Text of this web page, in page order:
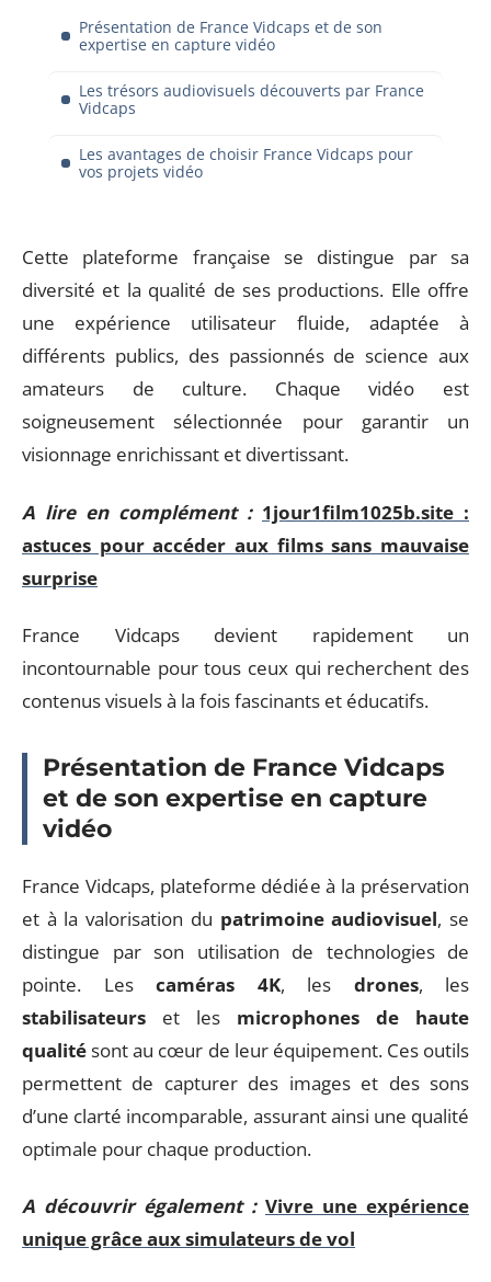
Présentation de France Vidcaps et de son
expertise en capture vidéo
Les trésors audiovisuels découverts par France
Vidcaps
Les avantages de choisir France Vidcaps pour
vos projets vidéo
Cette plateforme française se distingue par sa
diversité et la qualité de ses productions. Elle offre
une expérience utilisateur fluide, adaptée à
différents publics, des passionnés de science aux
amateurs de culture. Chaque vidéo est
soigneusement sélectionnée pour garantir un
visionnage enrichissant et divertissant.
A lire en complément : 1jour1film1025b.site :
astuces pour accéder aux films sans mauvaise
surprise
France Vidcaps devient rapidement un
incontournable pour tous ceux qui recherchent des
contenus visuels à la fois fascinants et éducatifs.
Présentation de France Vidcaps
et de son expertise en capture
vidéo
France Vidcaps, plateforme dédiée à la préservation
et à la valorisation du patrimoine audiovisuel, se
distingue par son utilisation de technologies de
pointe. Les caméras 4K, les drones, les
stabilisateurs et les microphones de haute
qualitésont au cœur de leur équipement. Ces outils
permettent de capturer des images et des sons
d’une clarté incomparable, assurant ainsi une qualité
optimale pour chaque production.
A découvrir également : Vivre une expérience
unique grâce aux simulateurs de vol